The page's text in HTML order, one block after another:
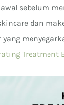
sebelum
dan
Treatment